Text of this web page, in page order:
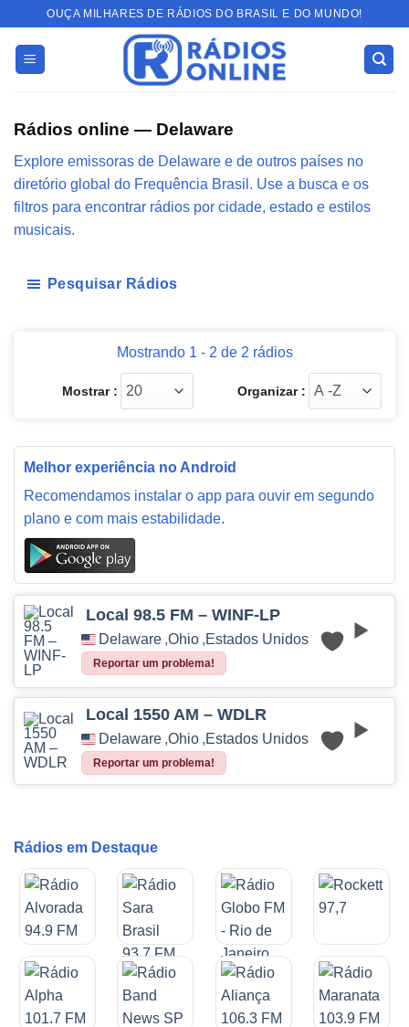
content
OUÇA MILHARES DE RÁDIOS DO BRASIL E DO MUNDO!
Rádios online — Delaware
Explore emissoras de Delaware e de outros países no
diretório global do Frequência Brasil. Use a busca e os
filtros para encontrar rádios por cidade, estado e estilos
musicais.
Pesquisar Rádios
Mostrando 1 - 2 de 2 rádios
Mostrar : Organizar :
Melhor experiência no Android
Recomendamos instalar o app para ouvir em segundo
plano e com mais estabilidade.
Local 98.5 FM – WINF-LP
Delaware ,Ohio ,Estados Unidos
Reportar um problema!
Local 1550 AM – WDLR
Delaware ,Ohio ,Estados Unidos
Reportar um problema!
Rádios em Destaque